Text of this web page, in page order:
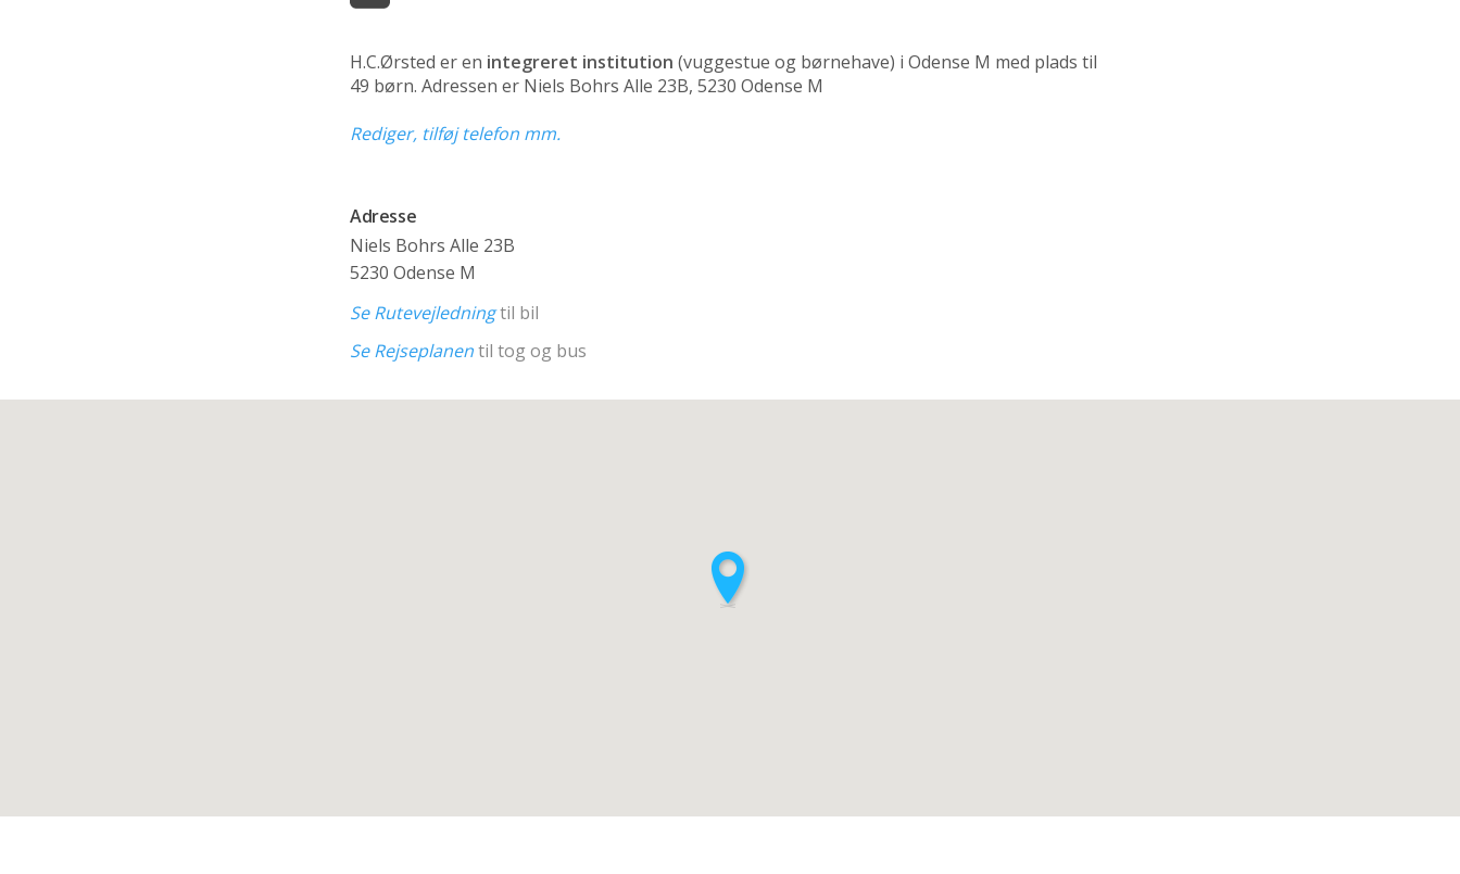
H.C.Ørsted er en integreret institution (vuggestue og børnehave) i Odense M med plads til
49 børn. Adressen er Niels Bohrs Alle 23B, 5230 Odense M
Rediger, tilføj telefon mm.
Adresse
Niels Bohrs Alle 23B
5230 Odense M
Se Rutevejledningtil bil
Se Rejseplanentil tog og bus